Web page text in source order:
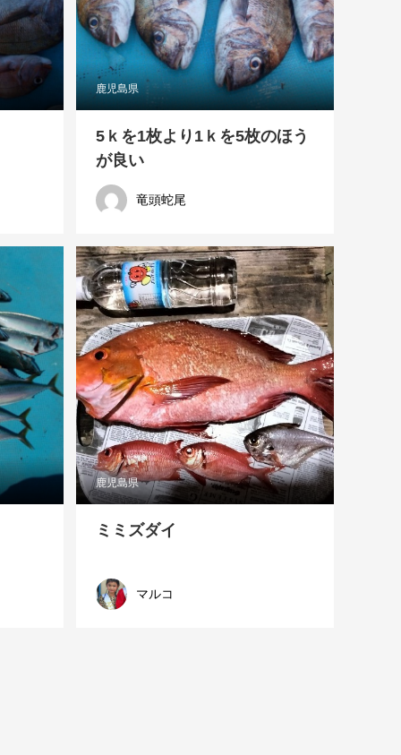
鹿児島県
5ｋを1枚より1ｋを5枚のほう
が良い
竜頭蛇尾
鹿児島県
ミミズダイ
マルコ